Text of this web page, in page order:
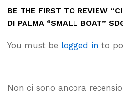
BE THE FIRST TO REVIEW
DI PALMA “SMALL BOAT”
You must be logged in to
Non ci sono ancora